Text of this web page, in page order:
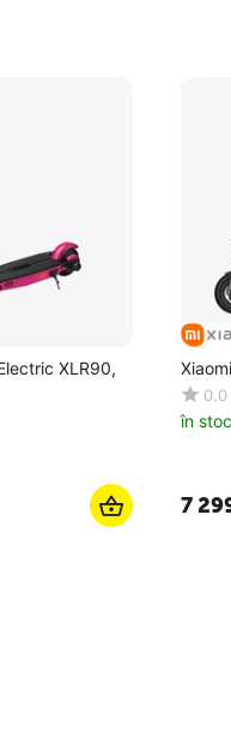
XLR90,
0.0
în stoc
7